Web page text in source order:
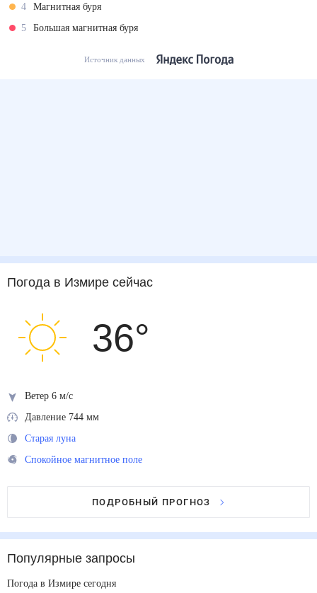
4
Магнитная буря
5
Большая магнитная буря
Источник данных
Погода в Измире сейчас
36°
Ветер 6 м/с
Давление 744 мм
Старая луна
Спокойное магнитное поле
ПОДРОБНЫЙ ПРОГНОЗ
Популярные запросы
Погода в Измире сегодня